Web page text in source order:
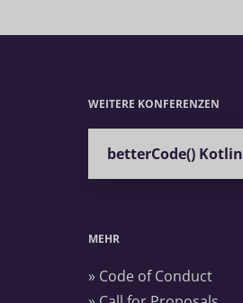
WEITERE KONFERENZEN
betterCode() Kotlin
MEHR
» Code of Conduct